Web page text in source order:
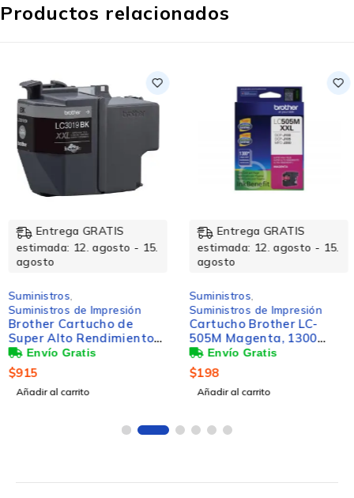
Productos relacionados
Entrega GRATIS
estimada: 12. agosto - 15.
agosto
Suministros,
Suministros de Impresión
Brother Cartucho de
Super Alto Rendimiento
LC3019BK Negro, 3000
Páginas
$915
Añadir al carrito
Entrega GRATIS
estimada: 12. agosto - 15.
agosto
Suministros,
Suministros de Impresión
Cartucho Brother LC-
505M Magenta, 1300
Páginas
$198
Añadir al carrito